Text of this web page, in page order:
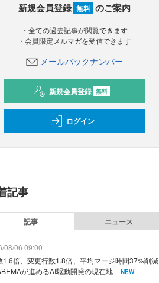
新規会員登録 無料 のご案内
・全ての過去記事が閲覧できます
・会員限定メルマガを受信できます
メールバックナンバー
新規会員登録 無料
ログイン
記事
記事 ニュース
08/06 09:00
1.6倍、変更行数1.8倍、平均マージ時間37%削減
が進めるAI駆動開発の現在地
NEW